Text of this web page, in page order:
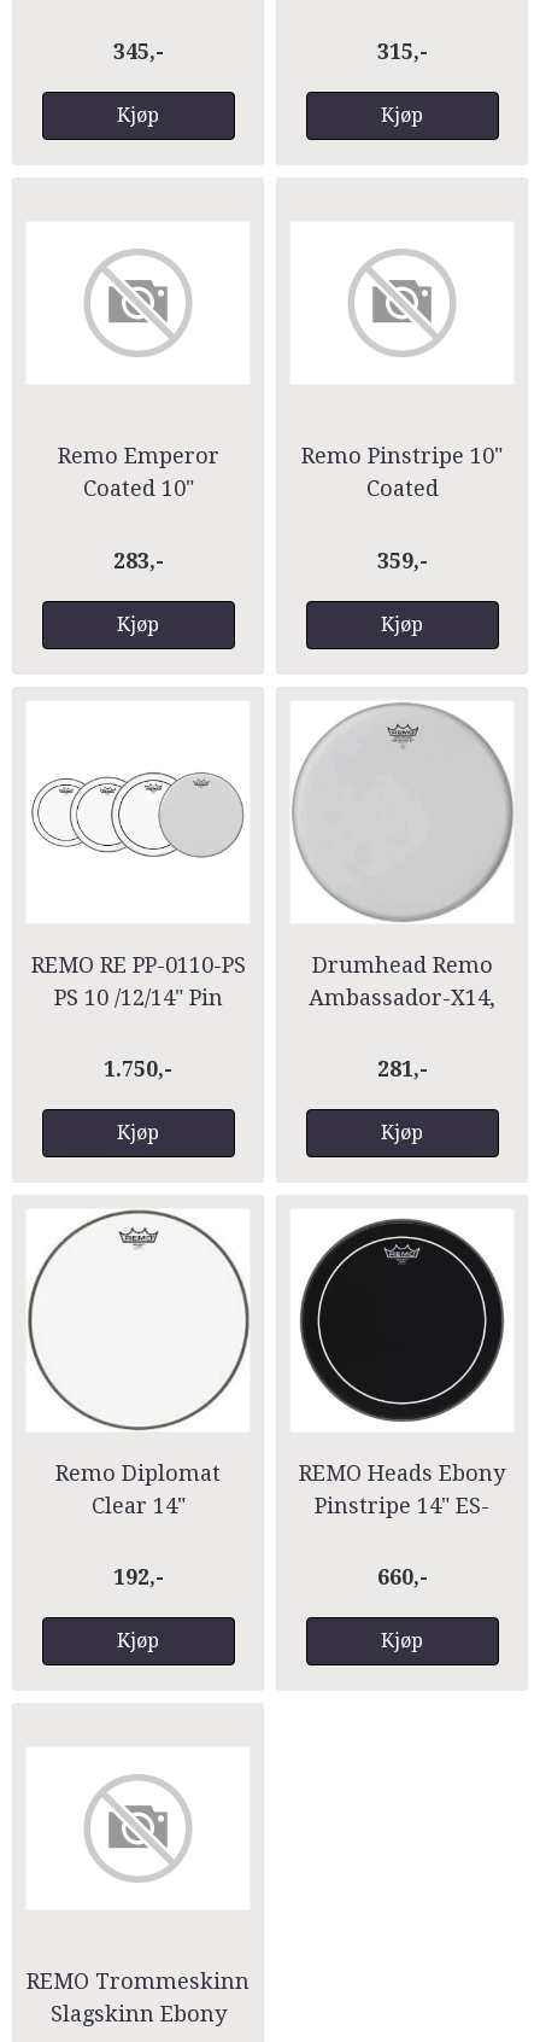
345,-
Kjøp
315,-
Kjøp
Remo Emperor
Coated 10"
283,-
Kjøp
Remo Pinstripe 10"
Coated
359,-
Kjøp
REMO RE PP-0110-PS
PS 10 /12/14" Pin
4 pieces + 14"
1.750,-
Kjøp
Drumhead Remo
Ambassador-X14,
14
281,-
Kjøp
Remo Diplomat
Clear 14"
192,-
Kjøp
REMO Heads Ebony
Pinstripe 14" ES-
660,-
Kjøp
REMO Trommeskinn
Slagskinn Ebony